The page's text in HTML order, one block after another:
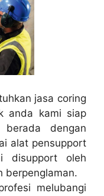
jasa coring
anda kami siap
dengan
alat pensupport
disupport oleh
berpenglaman.
melubangi